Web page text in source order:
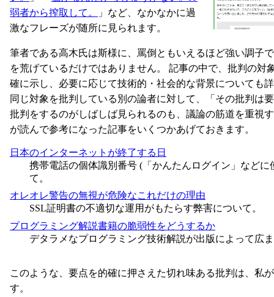
弱者から搾取して。
」など、なかなかに過
激なフレーズが随所に見られます。
筆者である高木氏は斯様に、罵倒ともいえるほど強い調子
を荒げているだけではありません。 記事の中で、批判の対
確に示し、必要に応じて技術的・社会的な背景についても
同じ対象を批判している別の論者に対して、「その批判は
批判をするのがしばしば見られるのも、議論の筋道を重視
が読んで参考になった記事をいくつかあげておきます。
日本のインターネットが終了する日
携帯電話の個体識別番号 (「かんたんログイン」など
て。
オレオレ警告の無視が危険なこれだけの理由
SSL証明書の不適切な運用がもたらす弊害について。
プログラミング解説書籍の脆弱性をどうするか
デタラメなプログラミング技術解説が出版によって広
このような、要点を的確に押さえた切れ味ある批判は、私
す。